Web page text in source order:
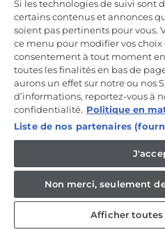
CANDY HOOVER GROUP S.r.I. -
Via Comolli, 57 - 20861 Brugherio
ADMINISTRATIFS : Via Privata
Brugherio (MB) et Via Trento n. 20/
Italie - Tél. : +39.039.2086.1 - Fax :
35 000 000,00 € iv - Cod. Code
registre du commerce de Milan-
Autorisation IT AEOF 211870 -
gestion et de coordination de
FR / Français
Si les technologies de suivi sont
certains contenus et annonces
soient pas pertinents pour vous.
ce menu pour modifier vos
consentement à tout moment
toutes les finalités en bas de
aurons un effet sur notre ou nos
d’informations, reportez-vous à
confidentialité. Politique en
Liste de nos partenaires
Non merci, seulement
Afficher